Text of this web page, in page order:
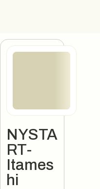
NYSTA
RT-
Itames
hi